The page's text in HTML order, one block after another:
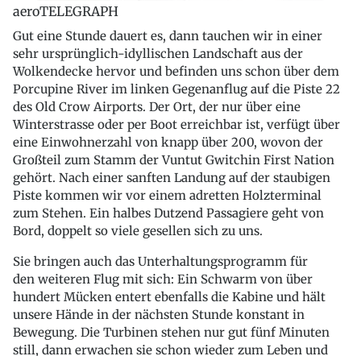
aeroTELEGRAPH
Gut eine Stunde dauert es, dann tauchen wir in einer
sehr ursprünglich-idyllischen Landschaft aus der
Wolkendecke hervor und befinden uns schon über dem
Porcupine River im linken Gegenanflug auf die Piste 22
des Old Crow Airports. Der Ort, der nur über eine
Winterstrasse oder per Boot erreichbar ist, verfügt über
eine Einwohnerzahl von knapp über 200, wovon der
Großteil zum Stamm der Vuntut Gwitchin First Nation
gehört. Nach einer sanften Landung auf der staubigen
Piste kommen wir vor einem adretten Holzterminal
zum Stehen. Ein halbes Dutzend Passagiere geht von
Bord, doppelt so viele gesellen sich zu uns.
Sie bringen auch das Unterhaltungsprogramm für
den weiteren Flug mit sich: Ein Schwarm von über
hundert Mücken entert ebenfalls die Kabine und hält
unsere Hände in der nächsten Stunde konstant in
Bewegung. Die Turbinen stehen nur gut fünf Minuten
still, dann erwachen sie schon wieder zum Leben und